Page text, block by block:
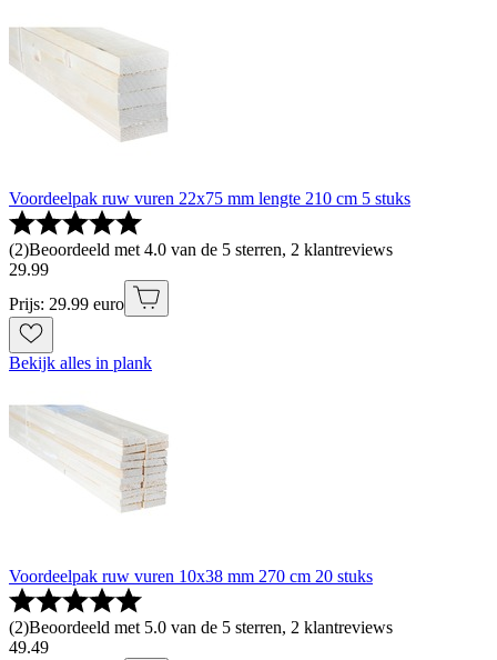
Voordeelpak ruw vuren 22x75 mm lengte 210 cm 5 stuks
(2)Beoordeeld met 4.0 van de 5 sterren, 2 klantreviews
29.99
Prijs: 29.99 euro
Bekijk alles in plank
Voordeelpak ruw vuren 10x38 mm 270 cm 20 stuks
(2)Beoordeeld met 5.0 van de 5 sterren, 2 klantreviews
49.49